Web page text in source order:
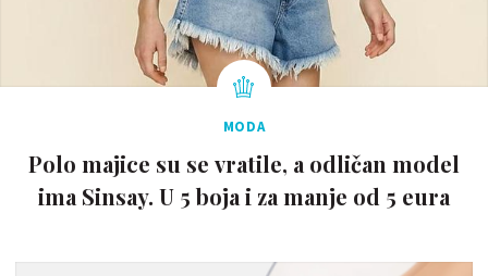
MODA
Polo majice su se vratile, a odličan model
ima Sinsay. U 5 boja i za manje od 5 eura